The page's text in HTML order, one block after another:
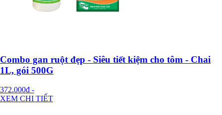
Combo gan ruột đẹp - Siêu tiết kiệm cho tôm - Chai
1L, gói 500G
372.000đ -
XEM CHI TIẾT